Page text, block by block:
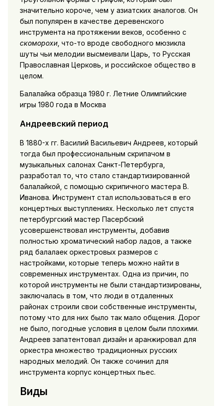
значительно короче, чем у азиатских аналогов. Он
был популярен в качестве деревенского
инструмента на протяжении веков, особенно с
скоморохи, что-то вроде свободного мюзикла
шуты чьи мелодии высмеивали Царь, то Русская
Православная Церковь, и российское общество в
целом.
Балалайка образца 1980 г. Летние Олимпийские
игры 1980 года в Москва
Андреевский период
В 1880-х гг. Василий Васильевич Андреев, который
тогда был профессиональным скрипачом в
музыкальных салонах Санкт-Петербурга,
разработал то, что стало стандартизированной
балалайкой, с помощью скрипичного мастера В.
Иванова. Инструмент стал использоваться в его
концертных выступлениях. Несколько лет спустя
петербургский мастер Пасербский
усовершенствовал инструменты, добавив
полностью хроматический набор ладов, а также
ряд балалаек оркестровых размеров с
настройками, которые теперь можно найти в
современных инструментах. Одна из причин, по
которой инструменты не были стандартизированы,
заключалась в том, что люди в отдаленных
районах строили свои собственные инструменты,
потому что для них было так мало общения. Дорог
не было, погодные условия в целом были плохими.
Андреев запатентовал дизайн и аранжировал для
оркестра множество традиционных русских
народных мелодий. Он также сочинил для
инструмента корпус концертных пьес.
Виды